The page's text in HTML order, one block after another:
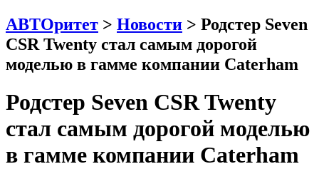
АВТОритет > Новости > Родстер Seven
CSR Twenty стал самым дорогой
моделью в гамме компании Caterham
Родстер Seven CSR Twenty
стал самым дорогой моделью
в гамме компании Caterham